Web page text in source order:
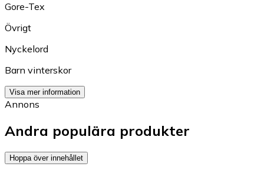
Gore-Tex
Övrigt
Nyckelord
Barn vinterskor
Visa mer information
Annons
Andra populära produkter
Hoppa över innehållet